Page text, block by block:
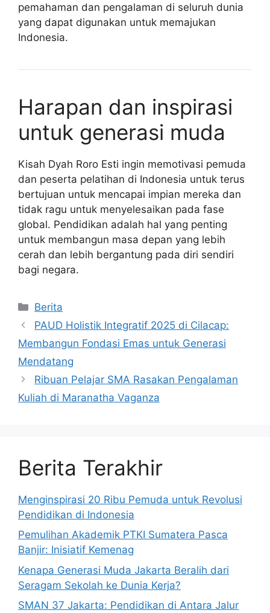
pemahaman dan pengalaman di seluruh dunia
yang dapat digunakan untuk memajukan
Indonesia.
Harapan dan inspirasi
untuk generasi muda
Kisah Dyah Roro Esti ingin memotivasi pemuda
dan peserta pelatihan di Indonesia untuk terus
bertujuan untuk mencapai impian mereka dan
tidak ragu untuk menyelesaikan pada fase
global. Pendidikan adalah hal yang penting
untuk membangun masa depan yang lebih
cerah dan lebih bergantung pada diri sendiri
bagi negara.
Kategori
Berita
PAUD Holistik Integratif 2025 di Cilacap:
Membangun Fondasi Emas untuk Generasi
Mendatang
Ribuan Pelajar SMA Rasakan Pengalaman
Kuliah di Maranatha Vaganza
Berita Terakhir
Menginspirasi 20 Ribu Pemuda untuk Revolusi
Pendidikan di Indonesia
Pemulihan Akademik PTKI Sumatera Pasca
Banjir: Inisiatif Kemenag
Kenapa Generasi Muda Jakarta Beralih dari
Seragam Sekolah ke Dunia Kerja?
SMAN 37 Jakarta: Pendidikan di Antara Jalur